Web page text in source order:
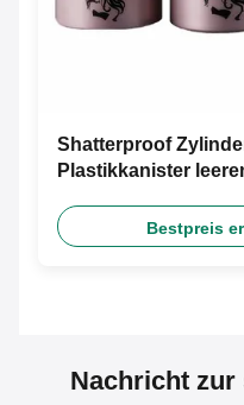
Shatterproof
Plastikkanister
Bestpreis
Nachricht